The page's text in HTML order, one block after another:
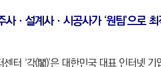
사‧설계사‧시공사가 ‘원팀’으로
센터 ‘각(閣)’은 대한민국 대표 인터넷